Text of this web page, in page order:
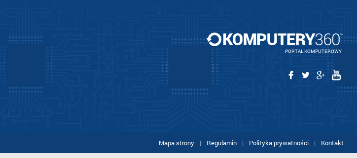
PORTAL KOMPUTEROWY
Mapa strony | Regulamin | Polityka prywatności | Kontakt